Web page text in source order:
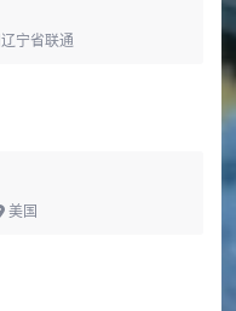
宁省联通
美国